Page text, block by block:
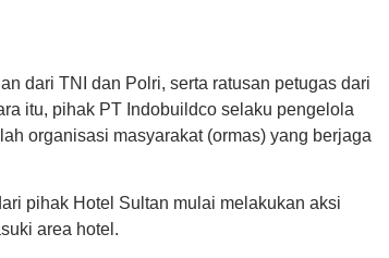
dari TNI dan Polri, serta ratusan petugas dari
itu, pihak PT Indobuildco selaku pengelola
organisasi masyarakat (ormas) yang berjaga
pihak Hotel Sultan mulai melakukan aksi
area hotel.